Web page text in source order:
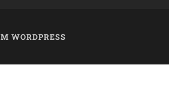
WORDPRESS